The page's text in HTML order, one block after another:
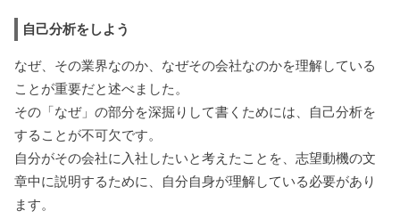
自己分析をしよう
なぜ、その業界なのか、なぜその会社なのかを理解している
ことが重要だと述べました。
その「なぜ」の部分を深掘りして書くためには、自己分析を
することが不可欠です。
自分がその会社に入社したいと考えたことを、志望動機の文
章中に説明するために、自分自身が理解している必要があり
ます。